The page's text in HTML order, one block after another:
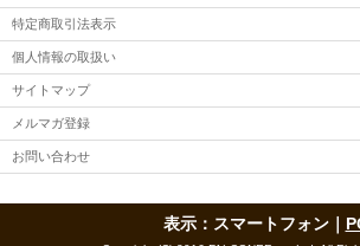
特定商取引法表示
個人情報の取扱い
サイトマップ
メルマガ登録
お問い合わせ
表示：スマートフォン｜